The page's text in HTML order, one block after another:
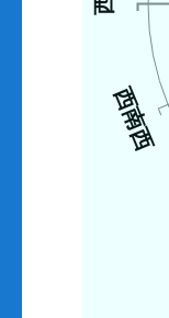
西南西